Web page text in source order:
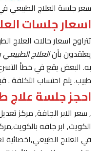
سعر جلسة العلاج الطبيعي في
اسعار جلسات
تتراوح اسعار حالات العلاج
يعتقدون بأنالعلاج الطبيعي
به. البعض يقع في خطأ التسرع
طبيب. يتم احتساب التكلفة .
احجز جلسة علاج
, سعر الابر الجافة, مركز
الكويت, ابر جافه بالكويت,مركز
في العلاج الطبيعي,اخصائية